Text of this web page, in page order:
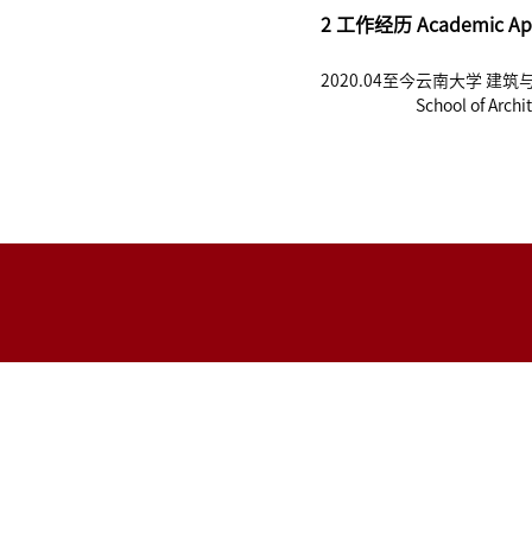
2 工作经历 Academic
2020.04至今云南大学 建筑
School of